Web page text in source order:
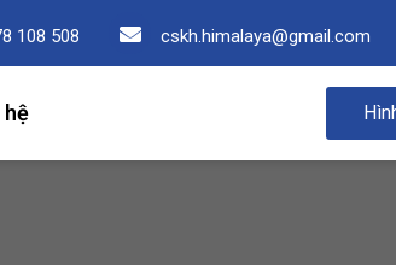
108 508 cskh.himalaya@gmail.com
hệ